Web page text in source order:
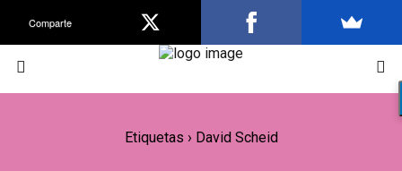
Etiquetas › David Scheid
Comparte